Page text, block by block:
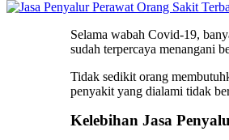
Selama wabah Covid-19,
sudah terpercaya menangani
Tidak sedikit orang
penyakit yang dialami tidak
Kelebihan Jasa